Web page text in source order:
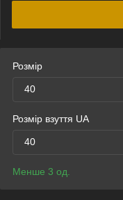
Розмір
40
Розмір взуття UA
40
Менше 3 од.